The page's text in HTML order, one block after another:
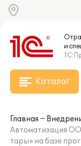
и
Каталог
Главная
Автоматизация
тары» на базе